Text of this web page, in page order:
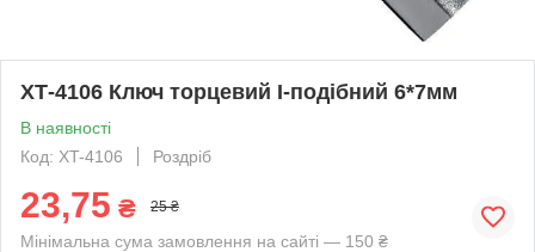
ХТ-4106 Ключ торцевий I-подібний 6*7мм
В наявності
Код: XT-4106
Роздріб
23,75 ₴ 25 ₴
Мінімальна сума замовлення на сайті — 150 ₴